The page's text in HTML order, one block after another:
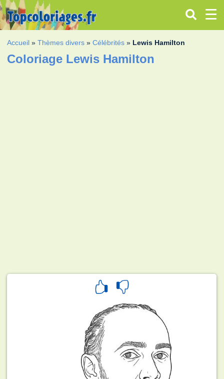
Accueil »Thèmes divers »Célébrités » Lewis Hamilton
Coloriage Lewis Hamilton